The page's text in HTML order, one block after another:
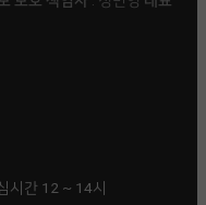
시간 12 ~ 14시